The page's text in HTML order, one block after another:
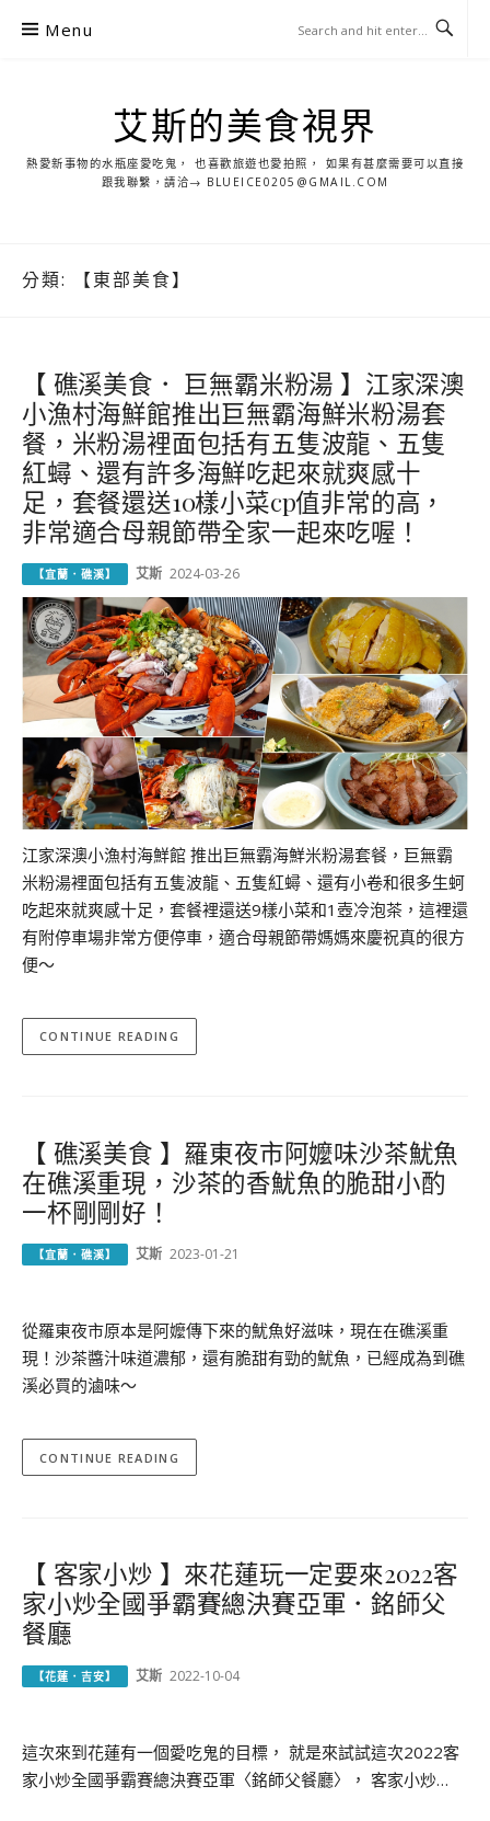
Menu
艾斯的美食視界
熱愛新事物的水瓶座愛吃鬼， 也喜歡旅遊也愛拍照， 如果有甚麼需要可以直接
跟我聯繫，請洽→ BLUEICE0205@GMAIL.COM
分類: 【東部美食】
【 礁溪美食． 巨無霸米粉湯 】江家深澳
小漁村海鮮館推出巨無霸海鮮米粉湯套
餐，米粉湯裡面包括有五隻波龍、五隻
紅蟳、還有許多海鮮吃起來就爽感十
足，套餐還送10樣小菜cp值非常的高，
非常適合母親節帶全家一起來吃喔！
【宜蘭．礁溪】 艾斯 2024-03-26
江家深澳小漁村海鮮館 推出巨無霸海鮮米粉湯套餐，巨無霸
米粉湯裡面包括有五隻波龍、五隻紅蟳、還有小卷和很多生蚵
吃起來就爽感十足，套餐裡還送9樣小菜和1壺冷泡茶，這裡還
有附停車場非常方便停車，適合母親節帶媽媽來慶祝真的很方
便～
CONTINUE READING
【 礁溪美食 】羅東夜市阿嬤味沙茶魷魚
在礁溪重現，沙茶的香魷魚的脆甜小酌
一杯剛剛好！
【宜蘭．礁溪】 艾斯 2023-01-21
從羅東夜市原本是阿嬤傳下來的魷魚好滋味，現在在礁溪重
現！沙茶醬汁味道濃郁，還有脆甜有勁的魷魚，已經成為到礁
溪必買的滷味～
CONTINUE READING
【 客家小炒 】來花蓮玩一定要來2022客
家小炒全國爭霸賽總決賽亞軍．銘師父
餐廳
【花蓮．吉安】 艾斯 2022-10-04
這次來到花蓮有一個愛吃鬼的目標， 就是來試試這次2022客
家小炒全國爭霸賽總決賽亞軍〈銘師父餐廳〉， 客家小炒…